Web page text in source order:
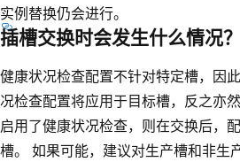
实例替换仍会进行。
插槽交换时会发生什么情况？
健康状况检查配置不针对特定槽，因
况检查配置将应用于目标槽，反之亦
启用了健康状况检查，则在交换后，
槽。 如果可能，建议对生产槽和非生